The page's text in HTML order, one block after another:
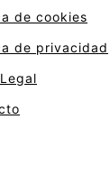
de cookies
de privacidad